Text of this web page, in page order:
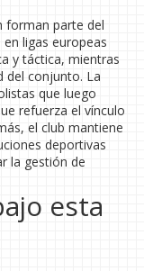
forman parte del
ligas europeas
y táctica, mientras
del conjunto. La
que luego
refuerza el vínculo
el club mantiene
deportivas
la gestión de
esta